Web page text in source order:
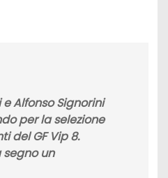
e Alfonso Signorini
per la selezione
delGF Vip 8.
un